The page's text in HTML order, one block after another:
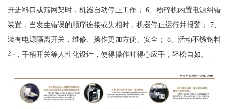
开进料口或筛网架时，机器自动停止工作； 6、粉碎机内置电源纠错
装置，当发生错误的顺序连接或失相时，机器停止运行并报警； 7、
装有电源隔离开关，维修、操作更加方便、安全； 8、活动不锈钢料
斗，手柄开关等人性化设计，使得操作时得心应手，轻松自如。